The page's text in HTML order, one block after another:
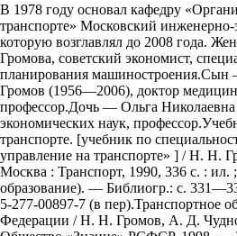
В 1978 году основал кафедру
транспорте» Московский
которую возглавлял до 2008 года.
Громова, советский экономист,
планирования
Громов (1956—2006), доктор
профессор.Дочь — Ольга Николаевна
экономических наук,
транспорте. [учебник по
управление на транспорте» ] / Н. Н.
Москва : Транспорт, 1990, 336 с. :
образование). — Библиогр.: с.
5-277-00897-7 (в пер).Транспортное
Федерации / Н. Н. Громов, А. Д.